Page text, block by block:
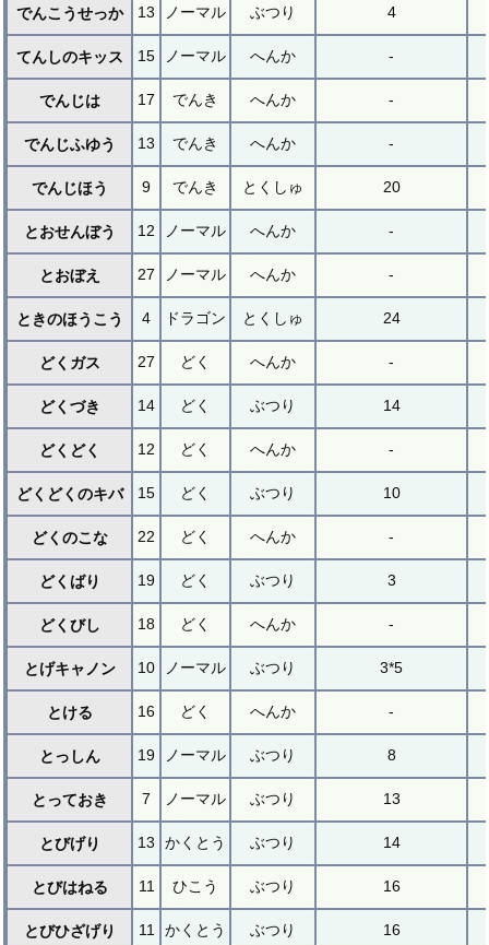
でんこうせっか 13 ノーマル ぶつり 4
てんしのキッス 15 ノーマル へんか -
でんじは 17 でんき へんか -
でんじふゆう 13 でんき へんか -
でんじほう 9 でんき とくしゅ 20
とおせんぼう 12 ノーマル へんか -
とおぼえ 27 ノーマル へんか -
ときのほうこう 4 ドラゴン とくしゅ 24
どくガス 27 どく へんか -
どくづき 14 どく ぶつり 14
どくどく 12 どく へんか -
どくどくのキバ 15 どく ぶつり 10
どくのこな 22 どく へんか -
どくばり 19 どく ぶつり 3
どくびし 18 どく へんか -
とげキャノン 10 ノーマル ぶつり 3*5
とける 16 どく へんか -
とっしん 19 ノーマル ぶつり 8
とっておき 7 ノーマル ぶつり 13
とびげり 13 かくとう ぶつり 14
とびはねる 11 ひこう ぶつり 16
とびひざげり 11 かくとう ぶつり 16